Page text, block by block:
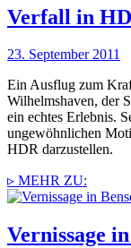
Verfall in
23. September 2011
Ein Ausflug zum
Wilhelmshaven, der
ein echtes Erlebnis.
ungewöhnlichen
HDR darzustellen.
▹ MEHR ZU:
Vernissage